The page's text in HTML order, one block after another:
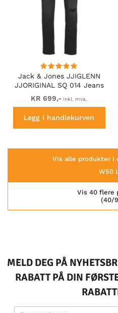
Jack & Jones JJIGLENN
JJORIGINAL SQ 014 Jeans
Black Denim
KR 699,- inkl. mva.
Legg i handlekurven
Vis alle produkter i
W50
(40/
Vis 40 flere
MELD DEG PÅ
RABATT PÅ DIN